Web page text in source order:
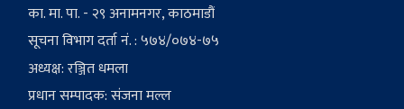
का. मा. पा. - २९ अनामनगर, काठमाडौं
सूचना विभाग दर्ता नं. : ५७४/०७४-७५
अध्यक्ष: रञ्जित धमला
प्रधान सम्पादक: संजना मल्ल